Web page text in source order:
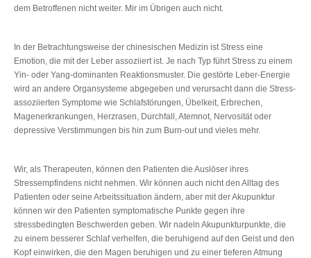
dem Betroffenen nicht weiter. Mir im Übrigen auch nicht.
In der Betrachtungsweise der chinesischen Medizin ist Stress eine
Emotion, die mit der Leber assoziiert ist. Je nach Typ führt Stress zu einem
Yin- oder Yang-dominanten Reaktionsmuster. Die gestörte Leber-Energie
wird an andere Organsysteme abgegeben und verursacht dann die Stress-
assoziierten Symptome wie Schlafstörungen, Übelkeit, Erbrechen,
Magenerkrankungen, Herzrasen, Durchfall, Atemnot, Nervosität oder
depressive Verstimmungen bis hin zum Burn-out und vieles mehr.
Wir, als Therapeuten, können den Patienten die Auslöser ihres
Stressempfindens nicht nehmen. Wir können auch nicht den Alltag des
Patienten oder seine Arbeitssituation ändern, aber mit der Akupunktur
können wir den Patienten symptomatische Punkte gegen ihre
stressbedingten Beschwerden geben. Wir nadeln Akupunkturpunkte, die
zu einem besserer Schlaf verhelfen, die beruhigend auf den Geist und den
Kopf einwirken, die den Magen beruhigen und zu einer tieferen Atmung